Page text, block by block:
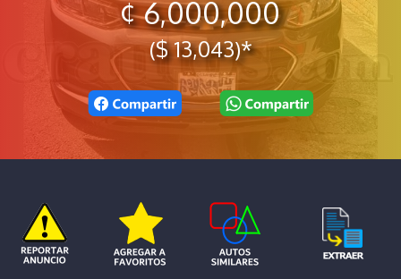
¢ 6,000,000
($ 13,043)*